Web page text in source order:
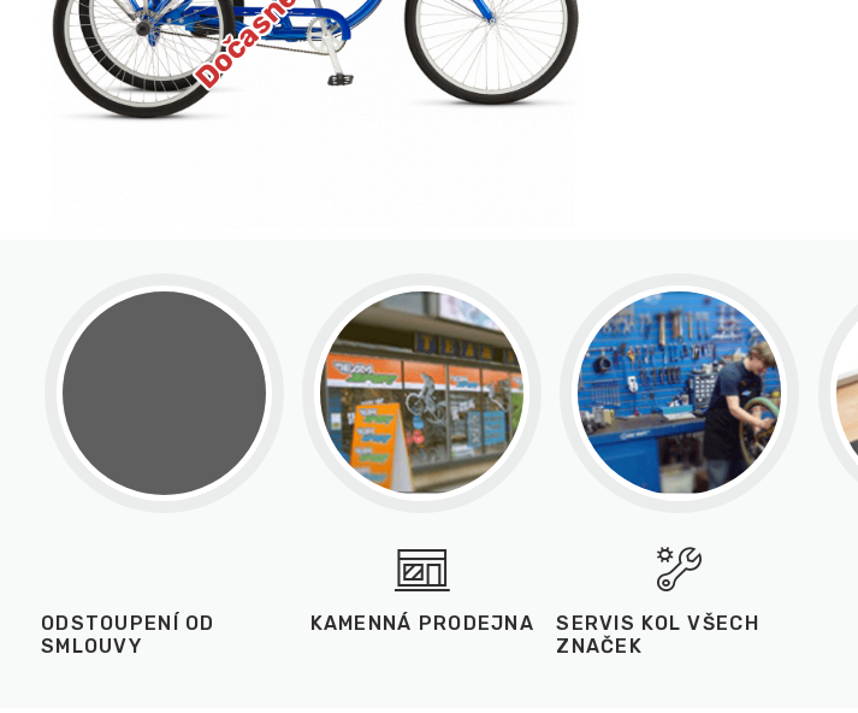
ODSTOUPENÍ OD
SMLOUVY
KAMENNÁ PRODEJNA
SERVIS KOL VŠECH
ZNAČEK